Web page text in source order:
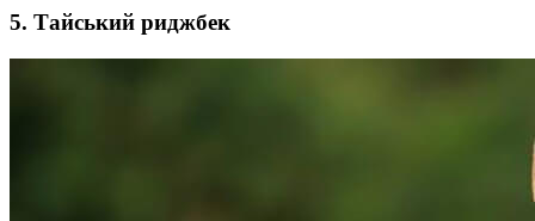
5. Тайський риджбек